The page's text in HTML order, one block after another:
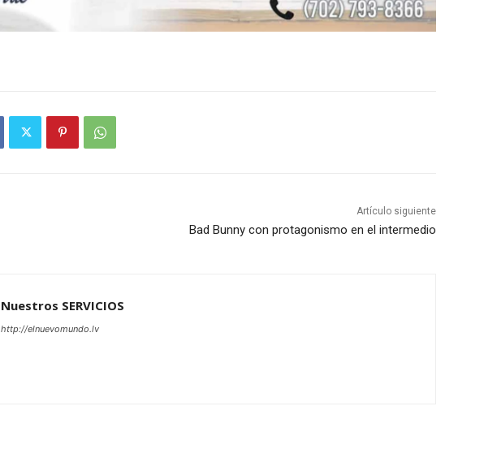
Artículo siguiente
Bad Bunny con protagonismo en el intermedio
Nuestros SERVICIOS
http://elnuevomundo.lv